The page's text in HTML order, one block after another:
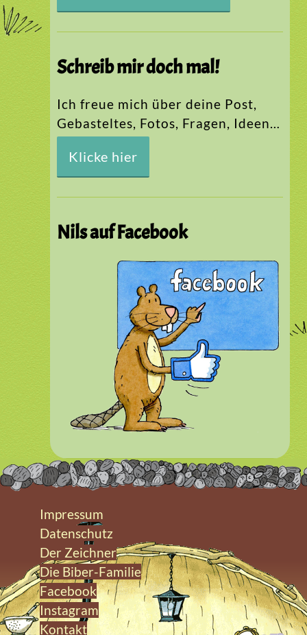
Schreib mir doch mal!
Ich freue mich über deine Post,
Gebasteltes, Fotos, Fragen, Ideen…
Klicke hier
Nils auf Facebook
Impressum
Datenschutz
Der Zeichner
Die Biber-Familie
Facebook
Instagram
Kontakt